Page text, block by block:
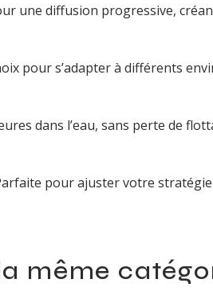
une diffusion progressive,
pour s’adapter à différents
dans l’eau, sans perte de
pour ajuster votre
même